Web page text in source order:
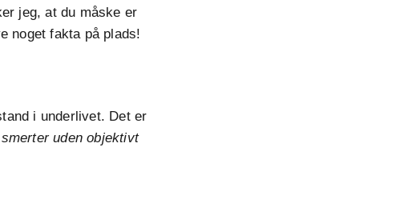
jeg, at du måske er
noget fakta på plads!
i underlivet. Det er
uden objektivt